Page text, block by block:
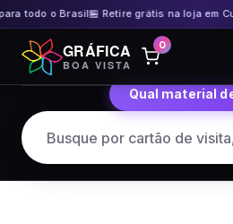
todo o Brasil🏪 Retire grátis na loja em
Pular
para
o
GRÁFICA
BOA VISTA
0
Qual material